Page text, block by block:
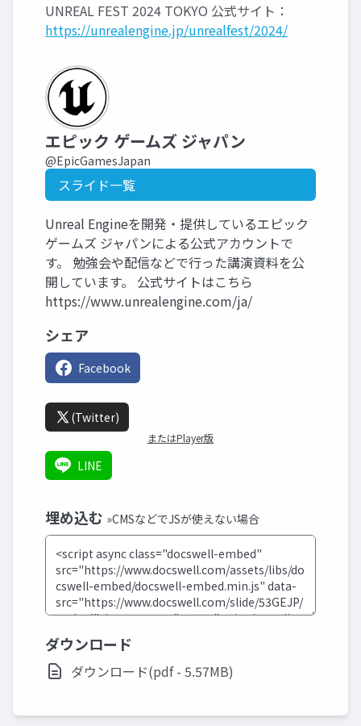
UNREAL FEST 2024 TOKYO 公式サイト：
https://unrealengine.jp/unrealfest/2024/
エピック ゲームズ ジャパン
@EpicGamesJapan
スライド一覧
Unreal Engineを開発・提供しているエピック
ゲームズ ジャパンによる公式アカウントで
す。 勉強会や配信などで行った講演資料を公
開しています。 公式サイトはこちら
https://www.unrealengine.com/ja/
シェア
Facebook
(Twitter)
またはPlayer版
LINE
埋め込む »CMSなどでJSが使えない場合
ダウンロード
ダウンロード(pdf - 5.57MB)